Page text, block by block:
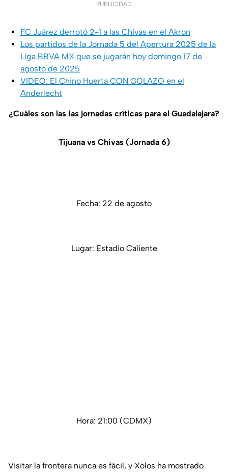
PUBLICIDAD
FC Juárez derrotó 2-1 a las Chivas en el Akron
Los partidos de la Jornada 5 del Apertura 2025 de la
Liga BBVA MX que se jugarán hoy domingo 17 de
agosto de 2025
VIDEO: El Chino Huerta CON GOLAZO en el
Anderlecht
¿Cuáles son las ias jornadas críticas para el Guadalajara?
Tijuana vs Chivas (Jornada 6)
Fecha: 22 de agosto
Lugar: Estadio Caliente
Hora: 21:00 (CDMX)
Visitar la frontera nunca es fácil, y Xolos ha mostrado